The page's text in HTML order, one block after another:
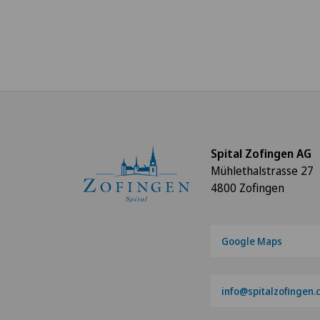
Spital Zofingen AG
Mühlethalstrasse 27
4800 Zofingen
Google Maps